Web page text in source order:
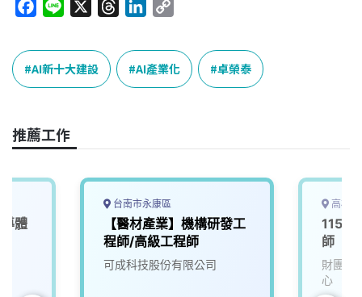
c
e
b
o
k
n
e
a
n
k
e
n
p
y
L
k
AI新十大建設 AI產業化 卓榮泰
推薦工作
體
台南市永康區
【醫材產業】機構研發工
程師/高級工程師
可成科技股份有限公司
高雄
師
財團法
心